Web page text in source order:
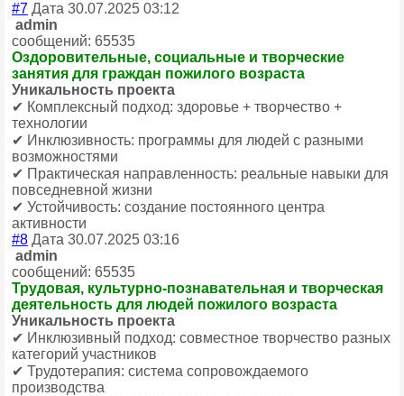
#7 Дата 30.07.2025 03:12
admin
сообщений: 65535
Оздоровительные, социальные и творческие
занятия для граждан пожилого возраста
Уникальность проекта
✔ Комплексный подход: здоровье + творчество +
технологии
✔ Инклюзивность: программы для людей с разными
возможностями
✔ Практическая направленность: реальные навыки для
повседневной жизни
✔ Устойчивость: создание постоянного центра
активности
#8 Дата 30.07.2025 03:16
admin
сообщений: 65535
Трудовая, культурно-познавательная и творческая
деятельность для людей пожилого возраста
Уникальность проекта
✔ Инклюзивный подход: совместное творчество разных
категорий участников
✔ Трудотерапия: система сопровождаемого
производства